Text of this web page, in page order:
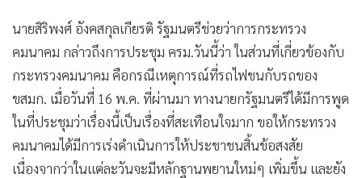
• Cyber BIZ
• ผู้จัดกวน
• Good health & Well-being
• Green Innovation & SD
• Management & HR
• MGR Live
นายสิริพงศ์ อังคสกุลเกียรติ รัฐมนตรีช่วยว่าการกระทรวง
คมนาคม กล่าวถึงการประชุม ครม.วันนี้ว่า ในส่วนที่เกี่ยวข้องกับ
กระทรวงคมนาคม คือกรณีเหตุการณ์ที่รถไฟชนกับรถของ
ขสมก. เมื่อวันที่ 16 พ.ค. ที่ผ่านมา ทางนายกรัฐมนตรีได้มีการพูด
ในที่ประชุมว่าเรื่องนี้เป็นเรื่องที่สะเทือนใจมาก ขอให้กระทรวง
คมนาคมได้มีการเร่งดำเนินการให้ประชาชนสิ้นข้อสงสัย
เนื่องจากว่าในแต่ละวันจะมีหลักฐานพยานใหม่ๆ เพิ่มขึ้น และยัง